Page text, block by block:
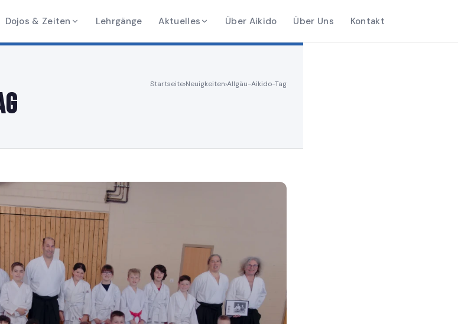
Dojos & Zeiten Lehrgänge Aktuelles Über Aikido Über Uns Kontakt
Startseite›Neuigkeiten›Allgäu-Aikido-Tag